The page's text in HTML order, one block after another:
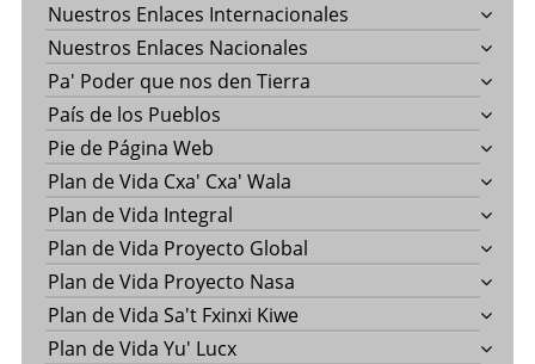
Nuestros Enlaces Internacionales
Nuestros Enlaces Nacionales
Pa' Poder que nos den Tierra
País de los Pueblos
Pie de Página Web
Plan de Vida Cxa' Cxa' Wala
Plan de Vida Integral
Plan de Vida Proyecto Global
Plan de Vida Proyecto Nasa
Plan de Vida Sa't Fxinxi Kiwe
Plan de Vida Yu' Lucx